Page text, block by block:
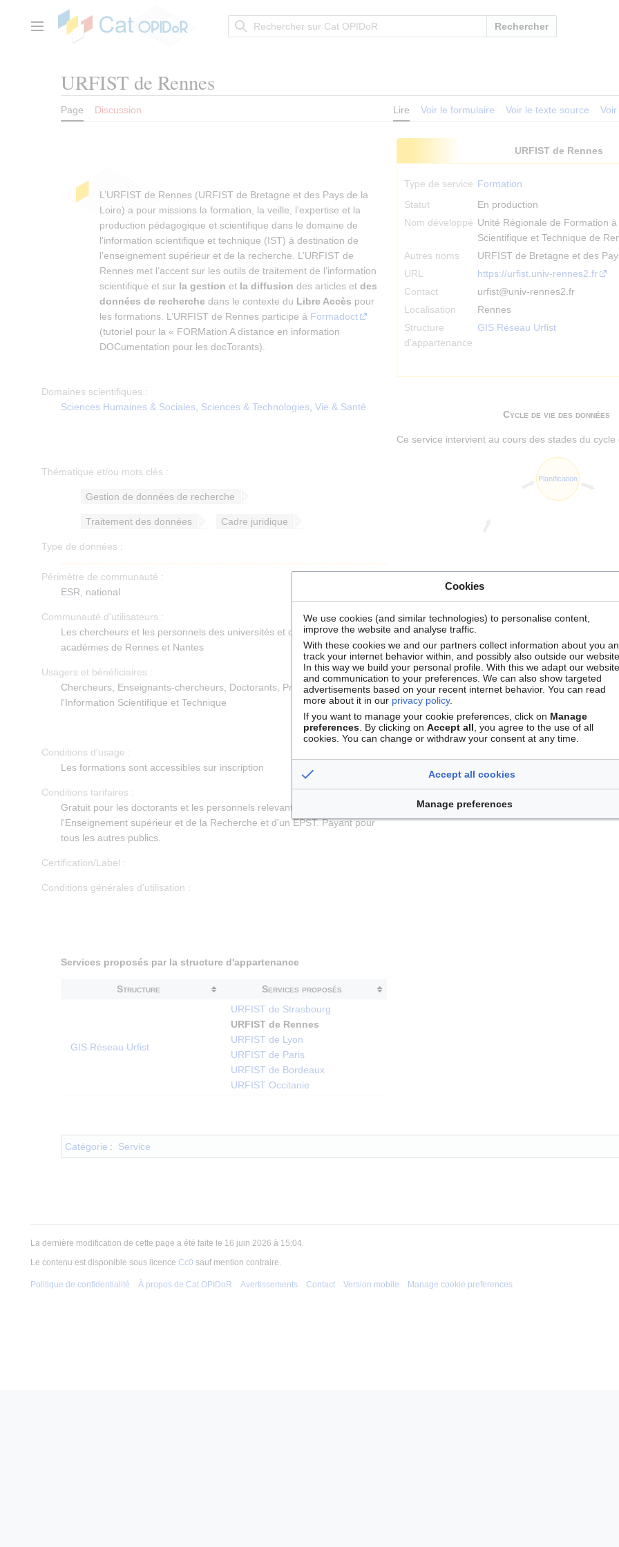
contenuMenu principal Rechercher
URFIST de Rennes
Page Discussion Lire Voir le formulaire Voir le texte source Voir
URFIST de Rennes
Type de service Formation
Statut
En production
Nom développé Unité Régionale de Formation
Scientifique et Technique de
Autres noms
URFIST de Bretagne et des
URL
https://urfist.univ-rennes2.fr
Contact
urfist@univ-rennes2.fr
Localisation
Rennes
Structure
d'appartenance
GIS Réseau Urfist
Cycle de vie des données
Ce service intervient au cours des stades du cycle
Planification
L’URFIST de Rennes (URFIST de Bretagne et des Pays de la
Loire) a pour missions la formation, la veille, l’expertise et la
production pédagogique et scientifique dans le domaine de
l'information scientifique et technique (IST) à destination de
l’enseignement supérieur et de la recherche. L’URFIST de
Rennes met l’accent sur les outils de traitement de l’information
scientifique et sur la gestion et la diffusion des articles et des
données de recherche dans le contexte du Libre Accès pour
les formations. L’URFIST de Rennes participe à Formadoct
(tutoriel pour la « FORMation A distance en information
DOCumentation pour les docTorants).
Domaines scientifiques :
Sciences Humaines & Sociales Sciences & Technologies Vie & Santé
Thématique et/ou mots clés :
Gestion de données de recherche
Traitement des données Cadre juridique
Type de données :
Périmètre de communauté :
ESR , national
Communauté d'utilisateurs :
Les chercheurs et les personnels des universités et des EPST des
académies de Rennes et Nantes
Usagers et bénéficiaires :
Chercheurs, Enseignants-chercheurs, Doctorants, Professionnels de
l'Information Scientifique et Technique
Conditions d'usage :
Les formations sont accessibles sur inscription
Conditions tarifaires :
Gratuit pour les doctorants et les personnels relevant du Ministère de
l'Enseignement supérieur et de la Recherche et d'un EPST. Payant pour
tous les autres publics.
Certification/Label :
Conditions générales d'utilisation :
Services proposés par la structure d'appartenance
Structure Services proposés
GIS Réseau Urfist
URFIST de Strasbourg
URFIST de Rennes
URFIST de Lyon
URFIST de Paris
URFIST de Bordeaux
URFIST Occitanie
Catégorie : Service
La dernière modification de cette page a été faite le 16 juin 2026 à 15:04.
Le contenu est disponible sous licence Cc0 sauf mention contraire.
Politique de confidentialité À propos de Cat OPIDoR Avertissements Contact Version mobile Manage cookie preferences
Cookies
We use cookies (and similar technologies) to personalise content,
improve the website and analyse traffic.
With these cookies we and our partners collect information about you
track your internet behavior within, and possibly also outside our
In this way we build your personal profile. With this we adapt our website
and communication to your preferences. We can also show targeted
advertisements based on your recent internet behavior. You can read
more about it in our privacy policy.
If you want to manage your cookie preferences, click on Manage
preferences. By clicking on Accept all, you agree to the use of all
cookies. You can change or withdraw your consent at any time.
Accept all cookies
Manage preferences